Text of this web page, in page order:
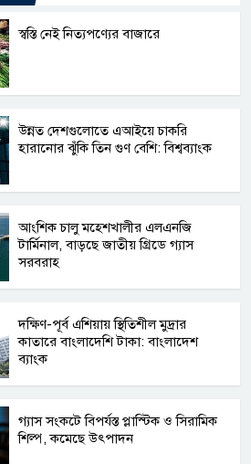
স্বস্তি নেই নিত্যপণ্যের বাজারে
উন্নত দেশগুলোতে এআইয়ে চাকরি
হারানোর ঝুঁকি তিন গুণ বেশি: বিশ্বব্যাংক
আংশিক চালু মহেশখালীর এলএনজি
টার্মিনাল, বাড়ছে জাতীয় গ্রিডে গ্যাস
সরবরাহ
দক্ষিণ-পূর্ব এশিয়ায় স্থিতিশীল মুদ্রার
কাতারে বাংলাদেশি টাকা: বাংলাদেশ
ব্যাংক
গ্যাস সংকটে বিপর্যস্ত প্লাস্টিক ও সিরামিক
শিল্প, কমেছে উৎপাদন